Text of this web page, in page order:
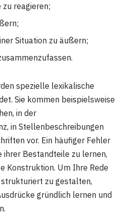
reagieren;
Situation zu äußern;
spezielle lexikalische
Sie kommen beispielsweise
in der
in Stellenbeschreibungen
vor. Ein häufiger Fehler
ihrer Bestandteile zu lernen,
Konstruktion. Um Ihre Rede
zu gestalten,
gründlich lernen und